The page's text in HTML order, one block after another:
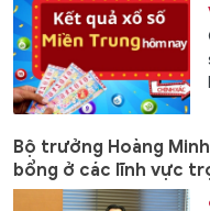
Bộ trưởng Hoàng
bổng ở các lĩnh vực